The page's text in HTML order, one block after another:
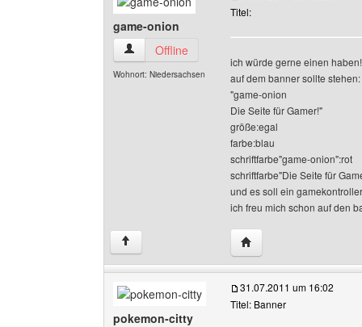
game-onion
game-onion Benutzer-Profile anzeigen
Offline
Wohnort: Niedersachsen
Titel:
ich würde gerne einen haben!
auf dem banner sollte stehen:
"game-onion
Die Seite für Gamer!"
größe:egal
farbe:blau
schriftfarbe"game-onion":rot
schriftfarbe"Die Seite für
und es soll ein
ich freu mich schon auf den
↑ Website dieses
pokemon-citty
31.07.2011 um 16:02
Titel: Banner